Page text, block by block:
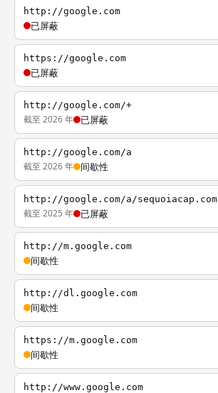
http://google.com
已屏蔽
https://google.com
已屏蔽
http://google.com/+
截至 2026 年 已屏蔽
http://google.com/a
截至 2026 年 间歇性
http://google.com/a/sequoiacap.com
截至 2025 年 已屏蔽
http://m.google.com
间歇性
http://dl.google.com
间歇性
https://m.google.com
间歇性
http://www.google.com